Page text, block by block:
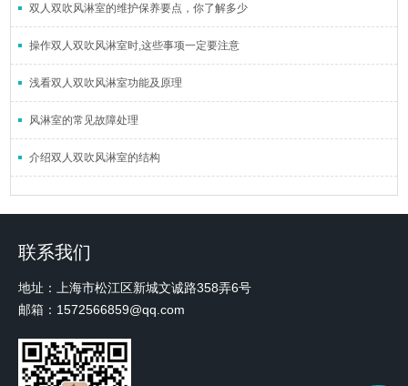
双人双吹风淋室的维护保养要点，你了解多少
操作双人双吹风淋室时,这些事项一定要注意
浅看双人双吹风淋室功能及原理
风淋室的常见故障处理
介绍双人双吹风淋室的结构
联系我们
地址：上海市松江区新城文诚路358弄6号
邮箱：1572566859@qq.com